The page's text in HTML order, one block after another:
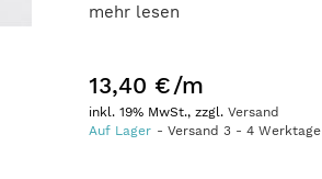
mehr lesen
13,40 €/m
inkl. 19% MwSt., zzgl.Versand
Auf Lager
Versand3 -4 Werktage